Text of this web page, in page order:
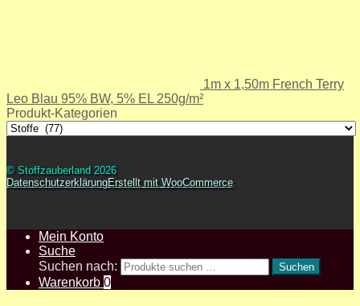
1m x 1,50m French Terry
Leo Blau 95% BW, 5% EL 250g/m²
Produkt-Kategorien
© Stoffzauberland 2026
DatenschutzerklärungErstellt mit WooCommerce.
Mein Konto
Suche
Suchen nach:
Suchen
Warenkorb 0